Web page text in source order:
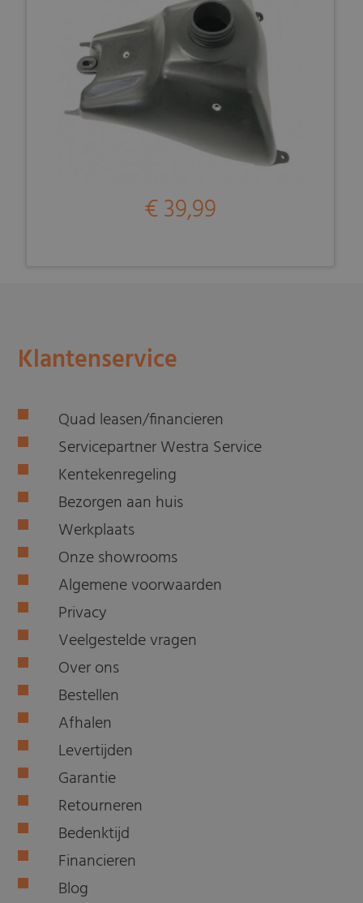
€ 39,99
Klantenservice
Quad leasen/financieren
Servicepartner Westra Service
Kentekenregeling
Bezorgen aan huis
Werkplaats
Onze showrooms
Algemene voorwaarden
Privacy
Veelgestelde vragen
Over ons
Bestellen
Afhalen
Levertijden
Garantie
Retourneren
Bedenktijd
Financieren
Blog